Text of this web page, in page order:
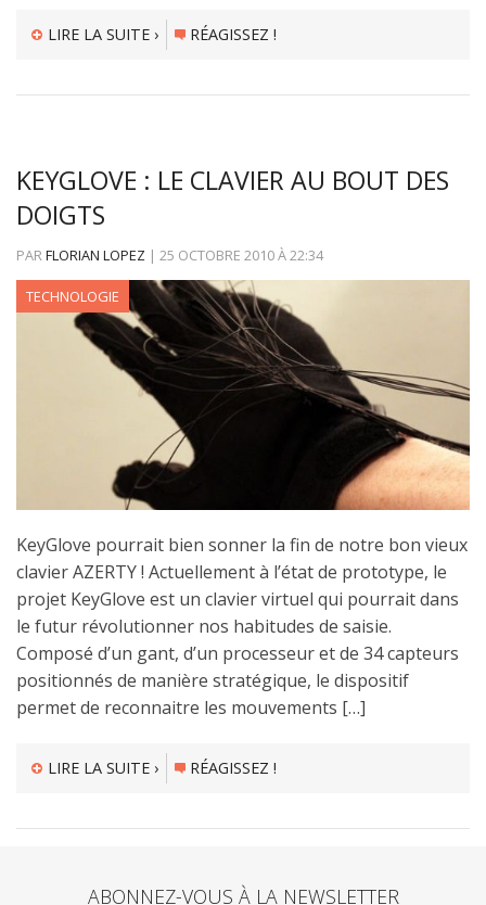
LIRE LA SUITE › RÉAGISSEZ !
KEYGLOVE : LE CLAVIER AU BOUT DES
DOIGTS
PAR FLORIAN LOPEZ | 25 OCTOBRE 2010À 22:34
TECHNOLOGIE
KeyGlove pourrait bien sonner la fin de notre bon vieux
clavier AZERTY ! Actuellement à l’état de prototype, le
projet KeyGlove est un clavier virtuel qui pourrait dans
le futur révolutionner nos habitudes de saisie.
Composé d’un gant, d’un processeur et de 34 capteurs
positionnés de manière stratégique, le dispositif
permet de reconnaitre les mouvements […]
LIRE LA SUITE › RÉAGISSEZ !
ABONNEZ-VOUS À LA NEWSLETTER